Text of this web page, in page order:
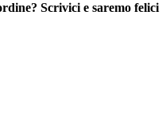
Scrivici e saremo felici